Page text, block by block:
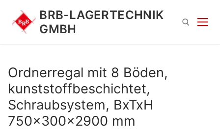
Inhalt
springen
BRB-LAGERTECHNIK
GMBH
Ordnerregal mit 8 Böden,
kunststoffbeschichtet,
Schraubsystem, BxTxH
750x300x2900 mm